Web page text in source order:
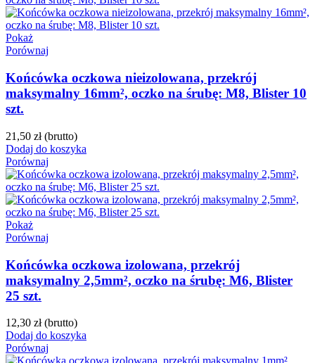
Pokaż
Porównaj
Końcówka oczkowa nieizolowana, przekrój
maksymalny 16mm², oczko na śrubę: M8, Blister 10
szt.
21,50 zł (brutto)
Dodaj do koszyka
Porównaj
Pokaż
Porównaj
Końcówka oczkowa izolowana, przekrój
maksymalny 2,5mm², oczko na śrubę: M6, Blister
25 szt.
12,30 zł (brutto)
Dodaj do koszyka
Porównaj